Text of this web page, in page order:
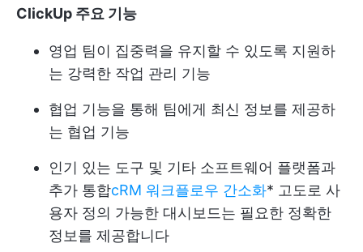
ClickUp 주요 기능
영업 팀이 집중력을 유지할 수 있도록 지원하
는 강력한 작업 관리 기능
협업 기능을 통해 팀에게 최신 정보를 제공하
는 협업 기능
인기 있는 도구 및 기타 소프트웨어 플랫폼과
추가 통합cRM 워크플로우 간소화* 고도로 사
용자 정의 가능한 대시보드는 필요한 정확한
정보를 제공합니다